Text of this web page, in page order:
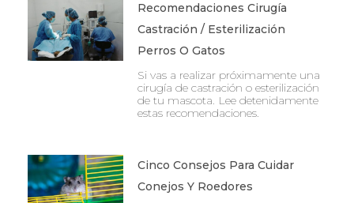
Recomendaciones Cirugía
Castración / Esterilización
Perros O Gatos
Si vas a realizar próximamente una
cirugía de castración o esterilización
de tu mascota. Lee detenidamente
estas recomendaciones.
Cinco Consejos Para Cuidar
Conejos Y Roedores